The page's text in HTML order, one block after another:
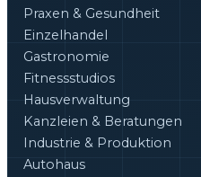
Praxen & Gesundheit
Einzelhandel
Gastronomie
Fitnessstudios
Hausverwaltung
Kanzleien & Beratungen
Industrie & Produktion
Autohaus